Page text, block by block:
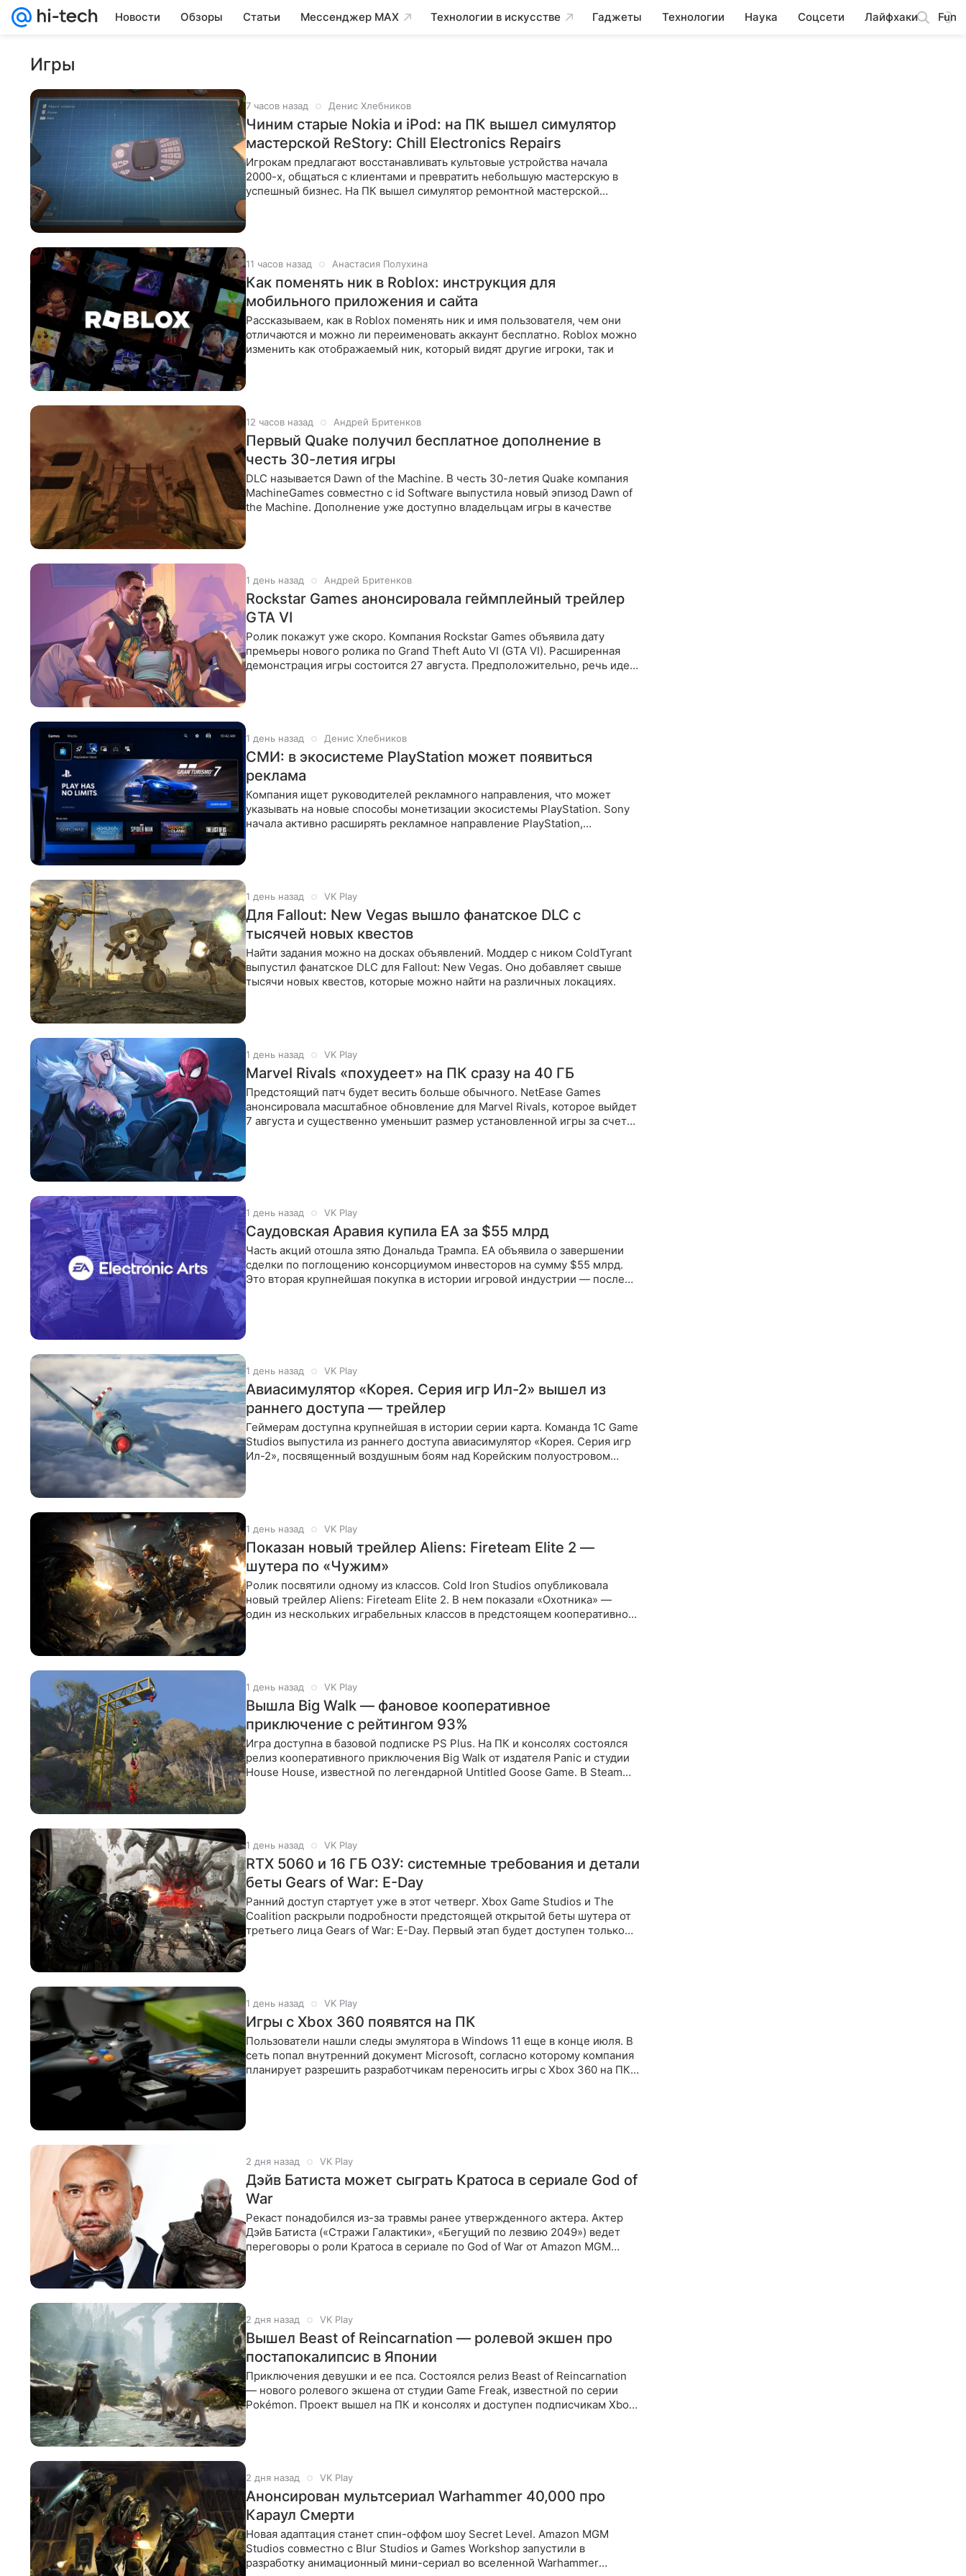
Новости Обзоры Статьи Мессенджер MAX Технологии в искусстве Гаджеты Технологии Наука Соцсети Лайфхаки Fun
Игры
7 часов назад Денис Хлебников
Чиним старые Nokia и iPod: на ПК вышел симулятор
мастерской ReStory: Chill Electronics Repairs
Игрокам предлагают восстанавливать культовые устройства начала
2000-х, общаться с клиентами и превратить небольшую мастерскую в
успешный бизнес. На ПК вышел симулятор ремонтной мастерской
11 часов назад Анастасия Полухина
Как поменять ник в Roblox: инструкция для
мобильного приложения и сайта
Рассказываем, как в Roblox поменять ник и имя пользователя, чем они
отличаются и можно ли переименовать аккаунт бесплатно. Roblox можно
изменить как отображаемый ник, который видят другие игроки, так и
12 часов назад Андрей Бритенков
Первый Quake получил бесплатное дополнение в
честь 30-летия игры
DLC называется Dawn of the Machine. В честь 30-летия Quake компания
MachineGames совместно с id Software выпустила новый эпизод Dawn of
the Machine. Дополнение уже доступно владельцам игры в качестве
1 день назад Андрей Бритенков
Rockstar Games анонсировала геймплейный трейлер
GTA VI
Ролик покажут уже скоро. Компания Rockstar Games объявила дату
премьеры нового ролика по Grand Theft Auto VI (GTA VI). Расширенная
демонстрация игры состоится 27 августа. Предположительно, речь идет
1 день назад Денис Хлебников
СМИ: в экосистеме PlayStation может появиться
реклама
Компания ищет руководителей рекламного направления, что может
указывать на новые способы монетизации экосистемы PlayStation. Sony
начала активно расширять рекламное направление PlayStation,
1 день назад VK Play
Для Fallout: New Vegas вышло фанатское DLC с
тысячей новых квестов
Найти задания можно на досках объявлений. Моддер с ником ColdTyrant
выпустил фанатское DLC для Fallout: New Vegas. Оно добавляет свыше
тысячи новых квестов, которые можно найти на различных локациях.
1 день назад VK Play
Marvel Rivals «похудеет» на ПК сразу на 40 ГБ
Предстоящий патч будет весить больше обычного. NetEase Games
анонсировала масштабное обновление для Marvel Rivals, которое выйдет
7 августа и существенно уменьшит размер установленной игры за счет
1 день назад VK Play
Саудовская Аравия купила EA за $55 млрд
Часть акций отошла зятю Дональда Трампа. EA объявила о завершении
сделки по поглощению консорциумом инвесторов на сумму $55 млрд.
Это вторая крупнейшая покупка в истории игровой индустрии — после
1 день назад VK Play
Авиасимулятор «Корея. Серия игр Ил-2» вышел из
раннего доступа — трейлер
Геймерам доступна крупнейшая в истории серии карта. Команда 1С Game
Studios выпустила из раннего доступа авиасимулятор «Корея. Серия игр
Ил-2», посвященный воздушным боям над Корейским полуостровом
1 день назад VK Play
Показан новый трейлер Aliens: Fireteam Elite 2 —
шутера по «Чужим»
Ролик посвятили одному из классов. Cold Iron Studios опубликовала
новый трейлер Aliens: Fireteam Elite 2. В нем показали «Охотника» —
один из нескольких играбельных классов в предстоящем кооперативном
1 день назад VK Play
Вышла Big Walk — фановое кооперативное
приключение с рейтингом 93%
Игра доступна в базовой подписке PS Plus. На ПК и консолях состоялся
релиз кооперативного приключения Big Walk от издателя Panic и студии
House House, известной по легендарной Untitled Goose Game. В Steam
1 день назад VK Play
RTX 5060 и 16 ГБ ОЗУ: системные требования и детали
беты Gears of War: E-Day
Ранний доступ стартует уже в этот четверг. Xbox Game Studios и The
Coalition раскрыли подробности предстоящей открытой беты шутера от
третьего лица Gears of War: E-Day. Первый этап будет доступен только
1 день назад VK Play
Игры с Xbox 360 появятся на ПК
Пользователи нашли следы эмулятора в Windows 11 еще в конце июля. В
сеть попал внутренний документ Microsoft, согласно которому компания
планирует разрешить разработчикам переносить игры с Xbox 360 на ПК.
2 дня назад VK Play
Дэйв Батиста может сыграть Кратоса в сериале God of
War
Рекаст понадобился из-за травмы ранее утвержденного актера. Актер
Дэйв Батиста («Стражи Галактики», «Бегущий по лезвию 2049») ведет
переговоры о роли Кратоса в сериале по God of War от Amazon MGM
2 дня назад VK Play
Вышел Beast of Reincarnation — ролевой экшен про
постапокалипсис в Японии
Приключения девушки и ее пса. Состоялся релиз Beast of Reincarnation
— нового ролевого экшена от студии Game Freak, известной по серии
Pokémon. Проект вышел на ПК и консолях и доступен подписчикам Xbox
2 дня назад VK Play
Анонсирован мультсериал Warhammer 40,000 про
Караул Смерти
Новая адаптация станет спин-оффом шоу Secret Level. Amazon MGM
Studios совместно с Blur Studios и Games Workshop запустили в
разработку анимационный мини-сериал во вселенной Warhammer